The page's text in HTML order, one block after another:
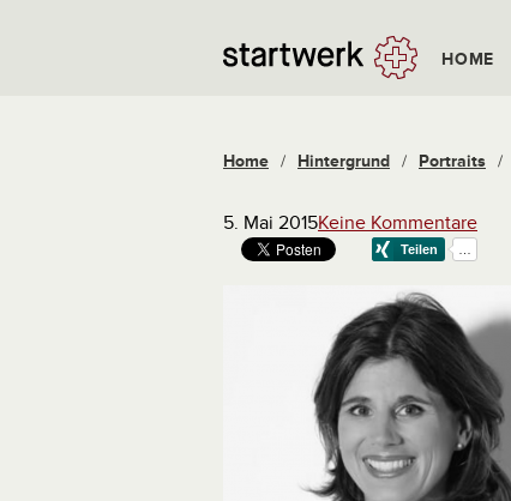
HOME
Home / Hintergrund / Portraits /
5. Mai 2015Keine Kommentare